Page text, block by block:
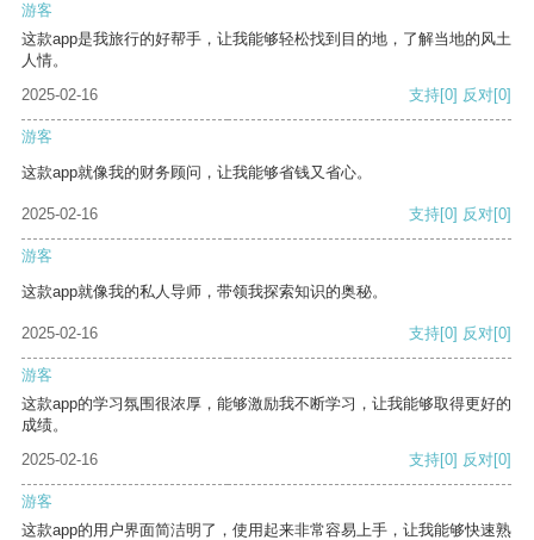
游客
这款app是我旅行的好帮手，让我能够轻松找到目的地，了解当地的风土
人情。
2025-02-16
支持[0] 反对[0]
游客
这款app就像我的财务顾问，让我能够省钱又省心。
2025-02-16 支持[0] 反对[0]
游客
这款app就像我的私人导师，带领我探索知识的奥秘。
2025-02-16 支持[0] 反对[0]
游客
这款app的学习氛围很浓厚，能够激励我不断学习，让我能够取得更好的
成绩。
2025-02-16
支持[0] 反对[0]
游客
这款app的用户界面简洁明了，使用起来非常容易上手，让我能够快速熟